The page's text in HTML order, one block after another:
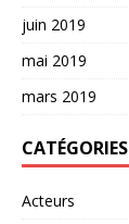
juin 2019
mai 2019
mars 2019
CATÉGORIES
Acteurs